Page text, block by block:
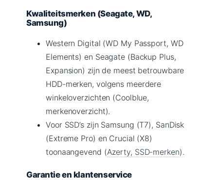
Kwaliteitsmerken (Seagate, WD,
Samsung)
Western Digital (WD My Passport, WD
Elements) en Seagate (Backup Plus,
Expansion) zijn de meest betrouwbare
HDD-merken, volgens meerdere
winkeloverzichten (Coolblue,
merkenoverzicht).
Voor SSD’s zijn Samsung (T7), SanDisk
(Extreme Pro) en Crucial (X8)
toonaangevend (Azerty, SSD-merken).
Garantie en klantenservice